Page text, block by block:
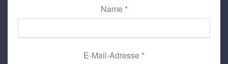
Name *
E-Mail-Adresse *